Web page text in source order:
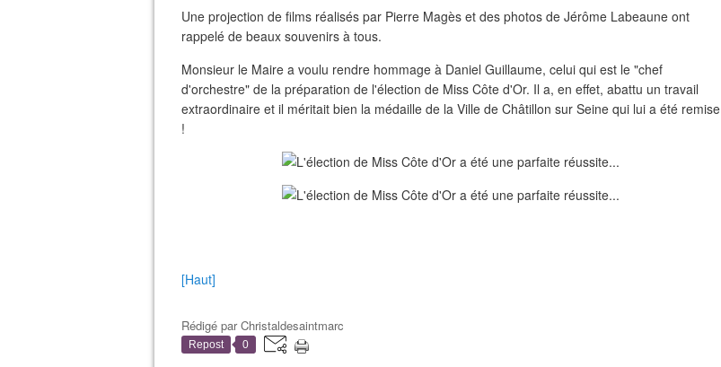
Une projection de films réalisés par Pierre Magès et des photos de Jérôme Labeaune ont
rappelé de beaux souvenirs à tous.
Monsieur le Maire a voulu rendre hommage à Daniel Guillaume, celui qui est le "chef
d'orchestre" de la préparation de l'élection de Miss Côte d'Or. Il a, en effet, abattu un travail
extraordinaire et il méritait bien la médaille de la Ville de Châtillon sur Seine qui lui a été remise
!
[Haut]
Rédigé parChristaldesaintmarc
Repost 0